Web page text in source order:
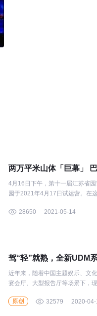
两万平米山体「巨幕」
4月16日下午，第十一届江苏省
园于2021年4月17日试运营。在
28650
2021-05-14
驾“轻”就熟，全新UDM
近年来，随着中国主题娱乐、文
宴会厅、大型报告厅等场景下，
原创
32579 2020-